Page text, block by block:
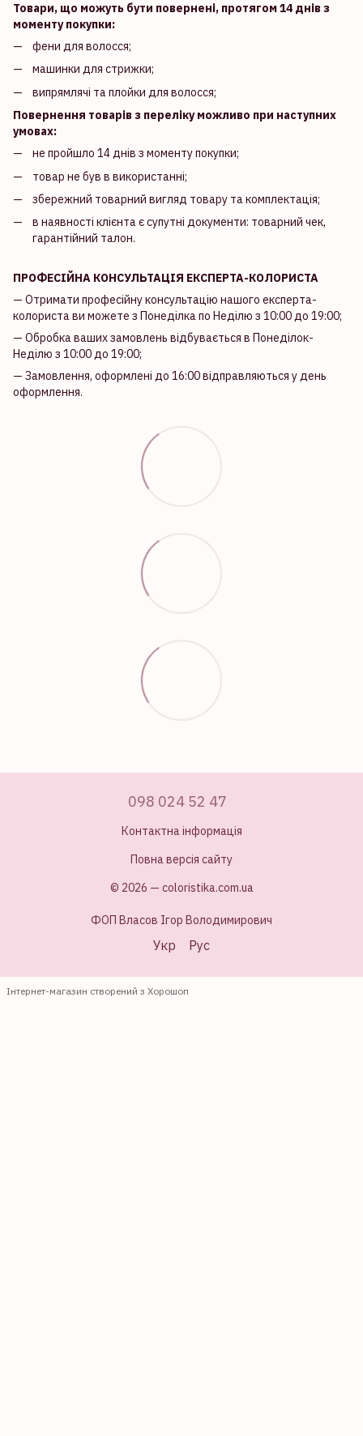
Товари, що можуть бути повернені, протягом 14 днів з
моменту покупки:
фени для волосся;
машинки для стрижки;
випрямлячі та плойки для волосся;
Повернення товарів з переліку можливо при наступних
умовах:
не пройшло 14 днів з моменту покупки;
товар не був в використанні;
збережний товарний вигляд товару та комплектація;
в наявності клієнта є супутні документи: товарний чек,
гарантійний талон.
ПРОФЕСІЙНА КОНСУЛЬТАЦІЯ ЕКСПЕРТА-КОЛОРИСТА
— Отримати професійну консультацію нашого експерта-
колориста ви можете з Понеділка по Неділю з 10:00 до 19:00;
— Обробка ваших замовлень відбувається в Понеділок-
Неділю з 10:00 до 19:00;
— Замовлення, оформлені до 16:00 відправляються у день
оформлення.
098 024 52 47
Контактна інформація
Повна версія сайту
© 2026 — coloristika.com.ua
ФОП Власов Ігор Володимирович
Укр Рус
Інтернет-магазин створений з Хорошоп